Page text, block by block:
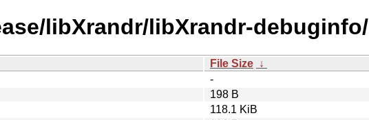
libXrandr/libXrandr-debuginfo/
File Size ↓
-
198 B
118.1 KiB